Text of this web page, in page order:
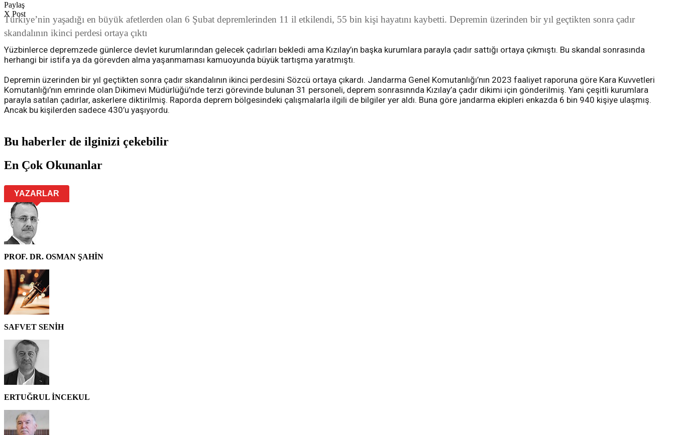
Paylaş
X Post
Türkiye’nin yaşadığı en büyük afetlerden olan 6 Şubat depremlerinden 11 il etkilendi, 55 bin kişi hayatını kaybetti. Depremin üzerinden bir yıl geçtikten sonra çadır
skandalının ikinci perdesi ortaya çıktı
Yüzbinlerce depremzede günlerce devlet kurumlarından gelecek çadırları bekledi ama Kızılay’ın başka kurumlara parayla çadır sattığı ortaya çıkmıştı. Bu skandal sonrasında
herhangi bir istifa ya da görevden alma yaşanmaması kamuoyunda büyük tartışma yaratmıştı.
Depremin üzerinden bir yıl geçtikten sonra çadır skandalının ikinci perdesini Sözcü ortaya çıkardı. Jandarma Genel Komutanlığı’nın 2023 faaliyet raporuna göre Kara Kuvvetleri
Komutanlığı’nın emrinde olan Dikimevi Müdürlüğü’nde terzi görevinde bulunan 31 personeli, deprem sonrasınnda Kızılay’a çadır dikimi için gönderilmiş. Yani çeşitli kurumlara
parayla satılan çadırlar, askerlere diktirilmiş. Raporda deprem bölgesindeki çalışmalarla ilgili de bilgiler yer aldı. Buna göre jandarma ekipleri enkazda 6 bin 940 kişiye ulaşmış.
Ancak bu kişilerden sadece 430’u yaşıyordu.
Bu haberler de ilginizi çekebilir
En Çok Okunanlar
YAZARLAR
PROF. DR. OSMAN ŞAHİN
SAFVET SENİH
ERTUĞRUL İNCEKUL